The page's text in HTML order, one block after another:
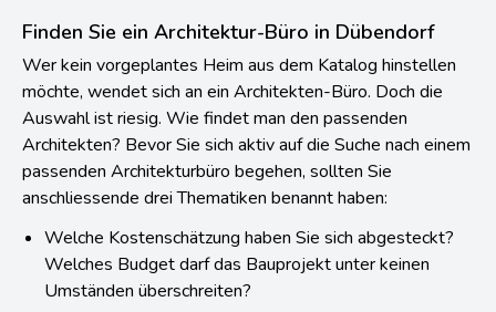
Finden Sie ein Architektur-Büro in Dübendorf
Wer kein vorgeplantes Heim aus dem Katalog hinstellen
möchte, wendet sich an ein Architekten-Büro. Doch die
Auswahl ist riesig. Wie findet man den passenden
Architekten? Bevor Sie sich aktiv auf die Suche nach einem
passenden Architekturbüro begehen, sollten Sie
anschliessende drei Thematiken benannt haben:
Welche Kostenschätzung haben Sie sich abgesteckt?
Welches Budget darf das Bauprojekt unter keinen
Umständen überschreiten?